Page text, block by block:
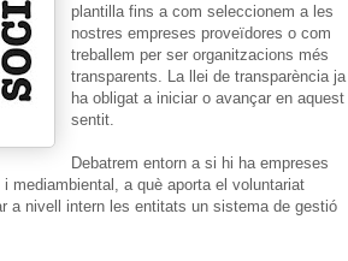
plantilla fins a com seleccionem a les
nostres empreses proveïdores o com
treballem per ser organitzacions més
transparents. La llei de transparència ja
ha obligat a iniciar o avançar en aquest
sentit.
Debatrem entorn a si hi ha empreses
mediambiental, a què aporta el voluntariat
a nivell intern les entitats un sistema de gestió